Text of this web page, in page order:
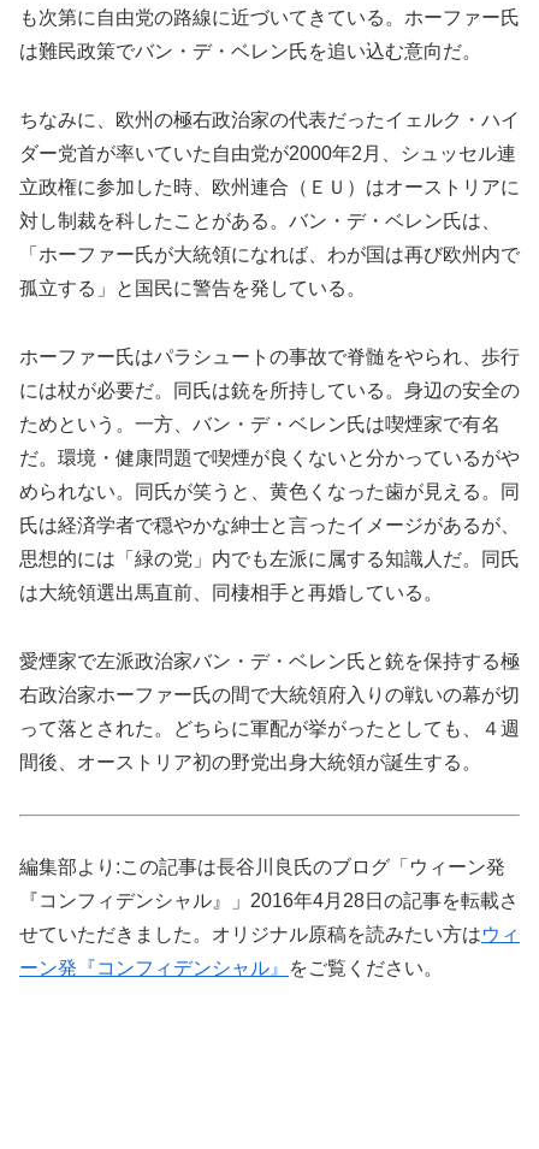
も次第に自由党の路線に近づいてきている。ホーファー氏
は難民政策でバン・デ・ベレン氏を追い込む意向だ。
ちなみに、欧州の極右政治家の代表だったイェルク・ハイ
ダー党首が率いていた自由党が2000年2月、シュッセル連
立政権に参加した時、欧州連合（ＥＵ）はオーストリアに
対し制裁を科したことがある。バン・デ・ベレン氏は、
「ホーファー氏が大統領になれば、わが国は再び欧州内で
孤立する」と国民に警告を発している。
ホーファー氏はパラシュートの事故で脊髄をやられ、歩行
には杖が必要だ。同氏は銃を所持している。身辺の安全の
ためという。一方、バン・デ・ベレン氏は喫煙家で有名
だ。環境・健康問題で喫煙が良くないと分かっているがや
められない。同氏が笑うと、黄色くなった歯が見える。同
氏は経済学者で穏やかな紳士と言ったイメージがあるが、
思想的には「緑の党」内でも左派に属する知識人だ。同氏
は大統領選出馬直前、同棲相手と再婚している。
愛煙家で左派政治家バン・デ・ベレン氏と銃を保持する極
右政治家ホーファー氏の間で大統領府入りの戦いの幕が切
って落とされた。どちらに軍配が挙がったとしても、４週
間後、オーストリア初の野党出身大統領が誕生する。
編集部より:この記事は長谷川良氏のブログ「ウィーン発
『コンフィデンシャル』」2016年4月28日の記事を転載さ
せていただきました。オリジナル原稿を読みたい方はウィ
ーン発『コンフィデンシャル』
をご覧ください。